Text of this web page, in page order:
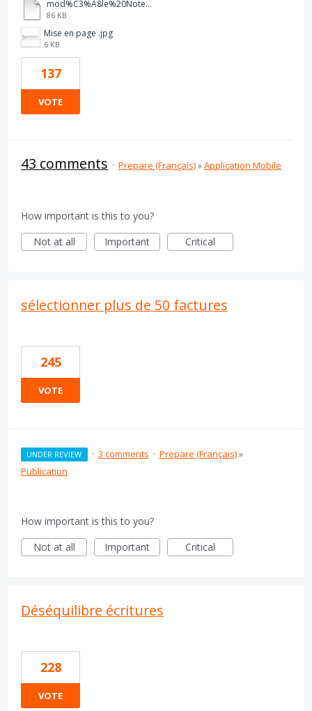
mod%C3%A8le%20Note%20D%20Auteur%20%202026%20vierge.pdf
86 KB
Mise en page .jpg
6 KB
137
VOTE
43 comments · Prepare (Français)»Application Mobile
How important is this to you?
Not at all
Important Critical
sélectionner plus de 50 factures
245
VOTE
UNDER REVIEW · 3 comments · Prepare (Français)»
Publication
How important is this to you?
Not at all
Important Critical
Déséquilibre écritures
228
VOTE